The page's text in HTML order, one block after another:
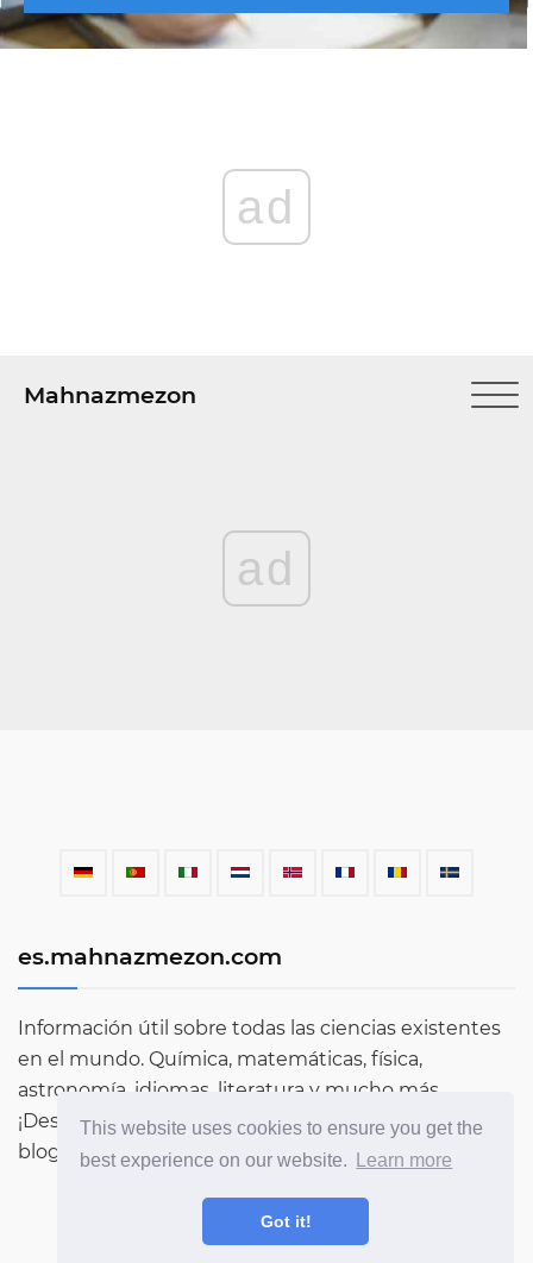
This website uses cookies to ensure you get the
best experience on our website.
Learn more
Got it!
ad
Mahnazmezon
ad
es.mahnazmezon.com
Información útil sobre todas las ciencias existentes
en el mundo. Química, matemáticas, física,
astronomía, idiomas, literatura y mucho más.
¡Descubre más sobre el mundo a través de nuestro
blog!